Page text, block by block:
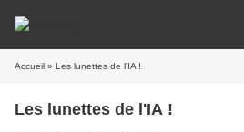
Accueil » Les lunettes de l'IA !
Les lunettes de l'IA !